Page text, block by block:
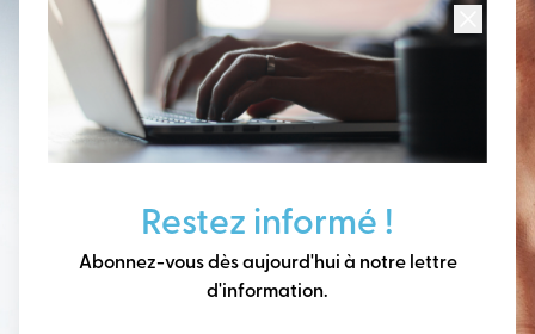
Restez informé !
Abonnez-vous dès aujourd'hui à notre lettre
d'information.
Concentré sur toutes les communautés du
Nouveau-Brunswick
construire notre avenir